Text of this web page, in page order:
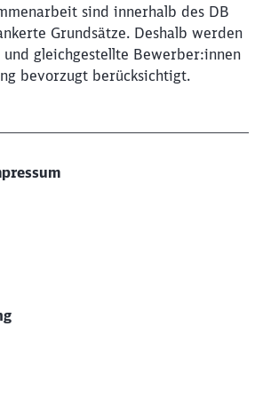
sind innerhalb des DB
Grundsätze. Deshalb werden
gleichgestellte Bewerber:innen
bevorzugt berücksichtigt.